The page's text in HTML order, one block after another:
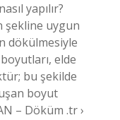
yapılır?
şekline uygun
dökülmesiyle
elde
bu şekilde
boyut
– Döküm .tr ›